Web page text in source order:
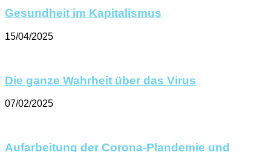
Gesundheit im Kapitalismus
15/04/2025
Die ganze Wahrheit über das Virus
07/02/2025
Aufarbeitung der Corona-Plandemie und